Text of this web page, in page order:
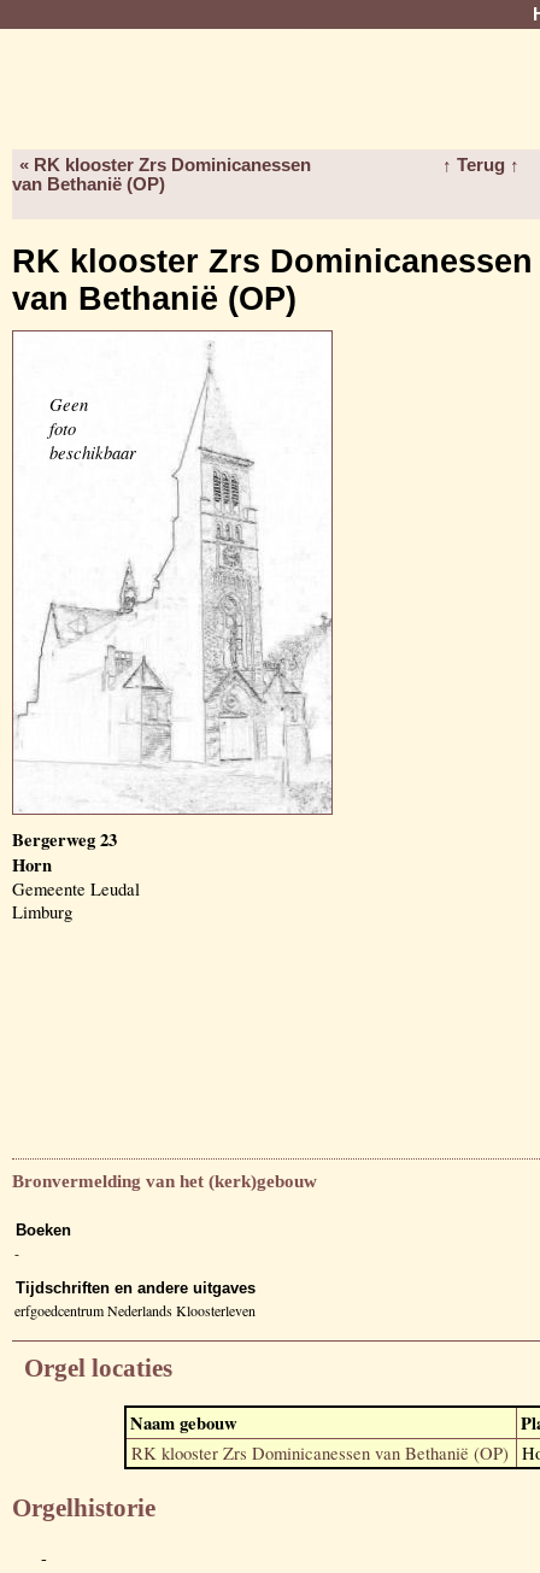
« RK klooster Zrs Dominicanessen
van Bethanië (OP)
↑ Terug ↑
RK klooster Zrs Dominicanessen
van Bethanië (OP)
Geen
foto
beschikbaar
Bergerweg 23
Horn
Gemeente Leudal
Limburg
Bronvermelding van het (kerk)gebouw
Boeken
-
Tijdschriften en andere uitgaves
erfgoedcentrum Nederlands Kloosterleven
Orgel locaties
Naam gebouw
RK klooster Zrs Dominicanessen van Bethanië (OP)
Orgelhistorie
-